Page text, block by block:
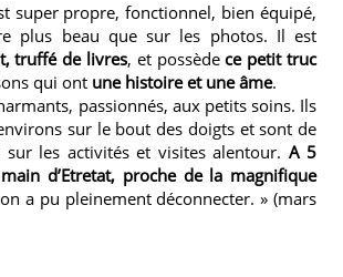
super propre, fonctionnel, bien équipé,
plus beau que sur les photos. Il est
truffé de livres, et possèdece petit truc
qui ont une histoire et une âme.
passionnés, aux petits soins. Ils
sur le bout des doigts et sont de
les activités et visites alentour. A 5
d’Etretat, proche de la magnifique
a pu pleinement déconnecter. » (mars